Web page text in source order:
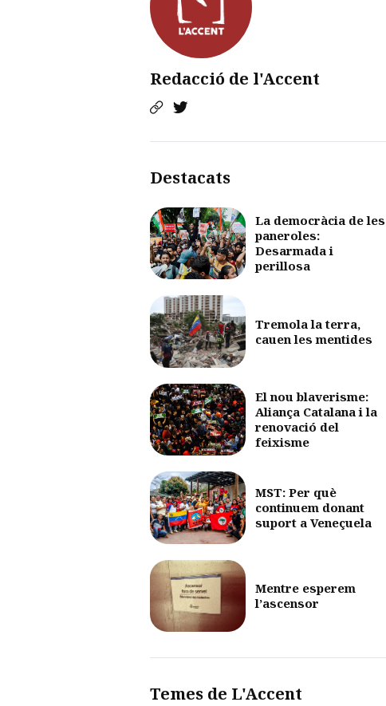
Redacció de l'Accent
Destacats
La democràcia de les
paneroles:
Desarmada i
perillosa
Tremola la terra,
cauen les mentides
El nou blaverisme:
Aliança Catalana i la
renovació del
feixisme
MST: Per què
continuem donant
suport a Veneçuela
Mentre esperem
l’ascensor
Temes de L'Accent